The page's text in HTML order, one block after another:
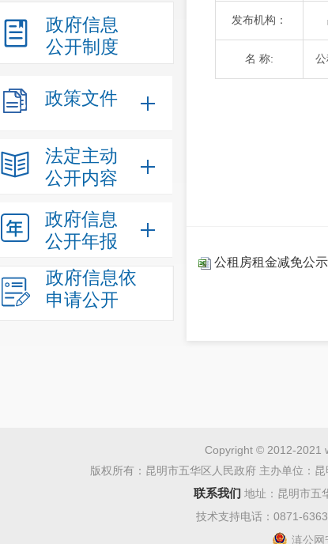
政府信息
公开制度
政策文件
法定主动
公开内容
政府信息
公开年报
政府信息依
申请公开
发布机构：
名 称: 公
公租房租金减免公
Copyright © 2012-2021
版权所有：昆明市五华区人民政府 主办单位：
联系我们 地址：昆明市五
技术支持电话：0871-
滇公网